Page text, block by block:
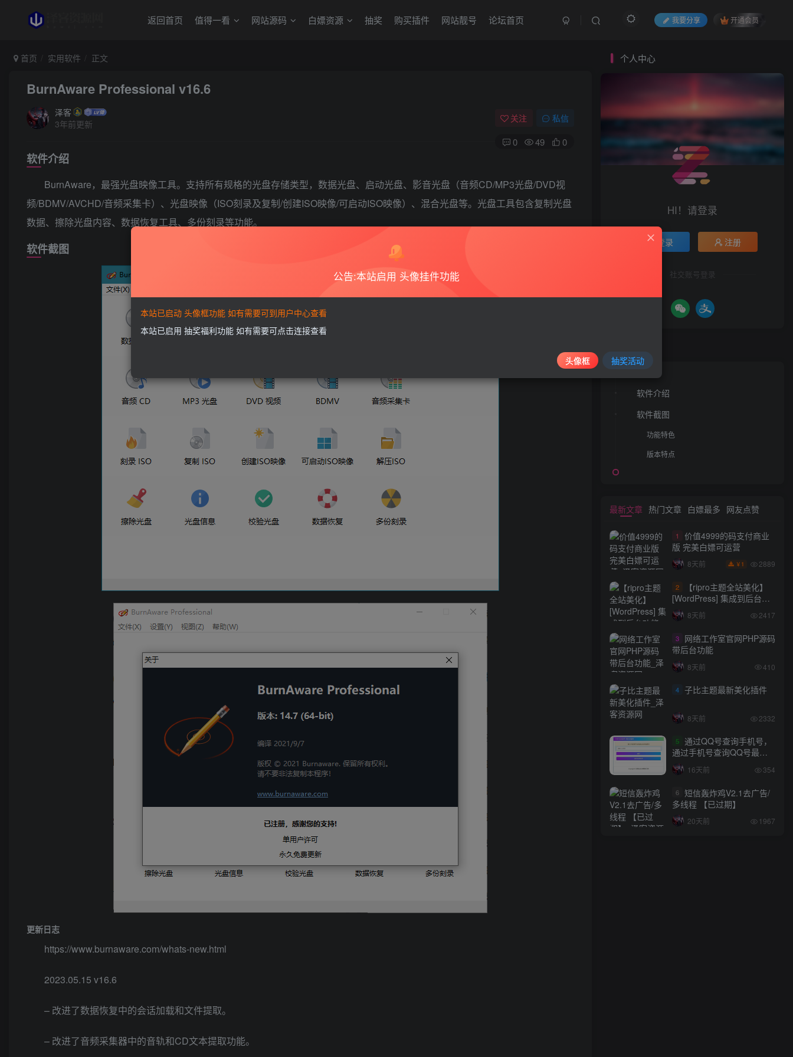
返回首页 值得一看 网站源码 白嫖资源 抽奖 购买插件 网站靓号 论坛首页 我要分享 开通会员
首页 实用软件 正文
BurnAware Professional v16.6
泽客
3年前更新
关注 私信
0 49 0
软件介绍
BurnAware，最强光盘映像工具。支持所有规格的光盘存储类型，数据光盘、启动光盘、影音光盘（音频CD/MP3光盘/DVD视
频/BDMV/AVCHD/音频采集卡）、光盘映像（ISO刻录及复制/创建ISO映像/可启动ISO映像）、混合光盘等。光盘工具包含复制光盘
数据、擦除光盘内容、数据恢复工具、多份刻录等功能。
软件截图
更新日志
https://www.burnaware.com/whats-new.html
2023.05.15 v16.6
– 改进了数据恢复中的会话加载和文件提取。
– 改进了音频采集器中的音轨和CD文本提取功能。
个人中心
HI！请登录
登录 注册
社交账号登录
软件介绍
软件截图
功能特色
版本特点
最新文章 热门文章 白嫖最多 网友点赞
1
价值4999的码支付商业
版 完美白嫖可运营
8天前 ￥ 1 2889
2
【ripro主题全站美化】
[WordPress] 集成到后台功
能的全站美化包
WordPress…
8天前 2417
3
网络工作室官网PHP源码
带后台功能
8天前 410
4 子比主题最新美化插件
8天前 2332
5 通过QQ号查询手机号，
通过手机号查询QQ号最新
网站源码
16天前 354
6 短信轰炸鸡V2.1去广告/
多线程 【已过期】
20天前 1967
公告:本站启用 头像挂件功能
本站已启动 头像框功能 如有需要可到用户中心查看
本站已启用 抽奖福利功能 如有需要可点击连接查看
头像框 抽奖活动